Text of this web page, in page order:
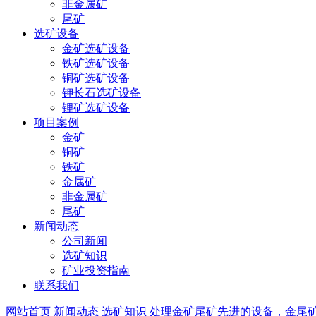
非金属矿
尾矿
选矿设备
金矿选矿设备
铁矿选矿设备
铜矿选矿设备
钾长石选矿设备
锂矿选矿设备
项目案例
金矿
铜矿
铁矿
金属矿
非金属矿
尾矿
新闻动态
公司新闻
选矿知识
矿业投资指南
联系我们
网站首页 新闻动态 选矿知识 处理金矿尾矿先进的设备，金尾